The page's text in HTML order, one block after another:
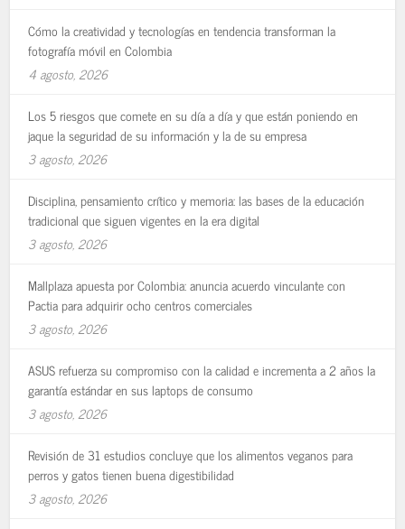
Cómo la creatividad y tecnologías en tendencia transforman la
fotografía móvil en Colombia
4 agosto, 2026
Los 5 riesgos que comete en su día a día y que están poniendo en
jaque la seguridad de su información y la de su empresa
3 agosto, 2026
Disciplina, pensamiento crítico y memoria: las bases de la educación
tradicional que siguen vigentes en la era digital
3 agosto, 2026
Mallplaza apuesta por Colombia: anuncia acuerdo vinculante con
Pactia para adquirir ocho centros comerciales
3 agosto, 2026
ASUS refuerza su compromiso con la calidad e incrementa a 2 años la
garantía estándar en sus laptops de consumo
3 agosto, 2026
Revisión de 31 estudios concluye que los alimentos veganos para
perros y gatos tienen buena digestibilidad
3 agosto, 2026